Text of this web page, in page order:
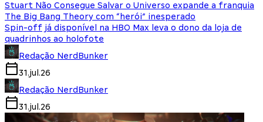
Stuart Não Consegue Salvar o Universo expande a franquia
The Big Bang Theory com “herói” inesperado
Spin-off já disponível na HBO Max leva o dono da loja de
quadrinhos ao holofote
Redação NerdBunker
31.jul.26
Redação NerdBunker
31.jul.26